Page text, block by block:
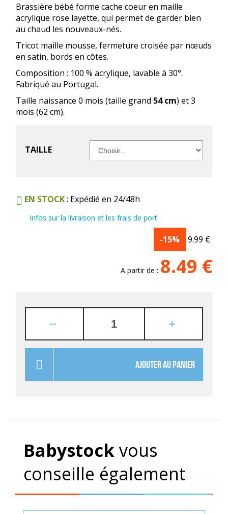
Brassière bébé forme cache coeur en maille
acrylique rose layette, qui permet de garder bien
au chaud les nouveaux-nés.
Tricot maille mousse, fermeture croisée par nœuds
en satin, bords en côtes.
Composition : 100 % acrylique, lavable à 30°.
Fabriqué au Portugal.
Taille naissance 0 mois (taille grand 54 cm) et 3
mois (62 cm).
TAILLE
EN STOCK: Expédié en 24/48h
Infos sur la livraison et les frais de port
-15% 9.99 €
A partir de : 8.49 €
AJOUTER AU PANIER
Babystockvous
conseille également